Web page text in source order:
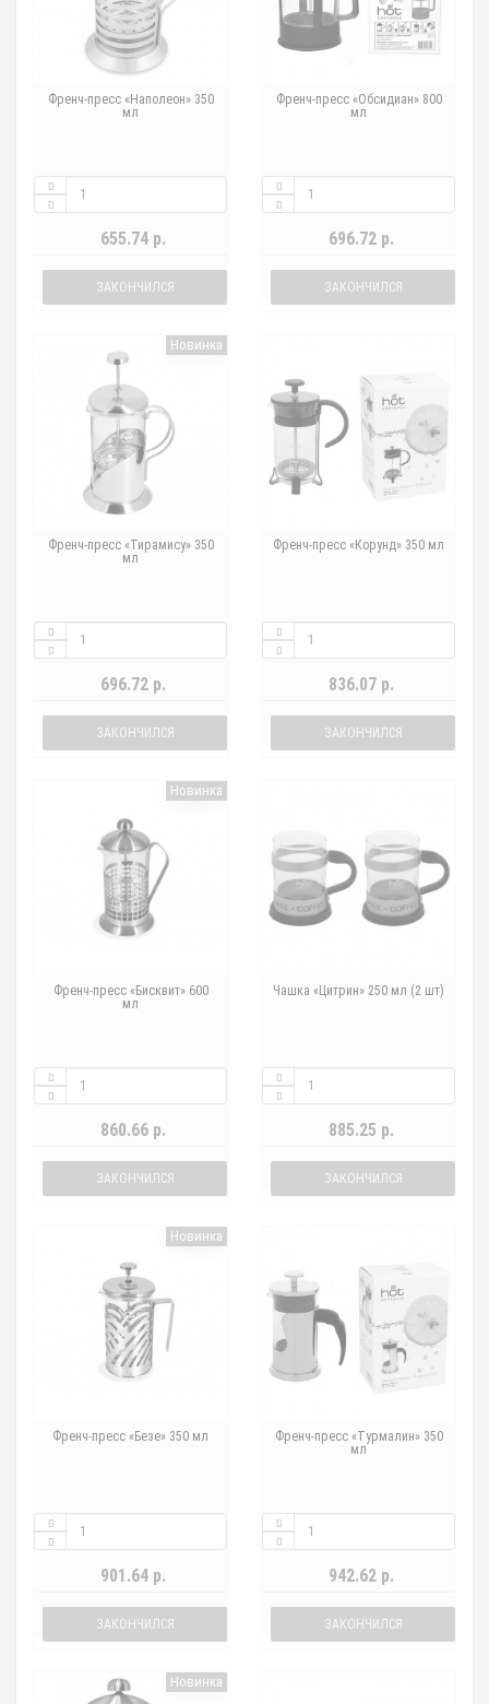
Френч-пресс «Наполеон» 350
мл
655.74 р.
ЗАКОНЧИЛСЯ
Френч-пресс «Обсидиан» 800
мл
696.72 р.
ЗАКОНЧИЛСЯ
Новинка
Френч-пресс «Тирамису» 350
мл
696.72 р.
ЗАКОНЧИЛСЯ
Френч-пресс «Корунд» 350 мл
836.07 р.
ЗАКОНЧИЛСЯ
Новинка
Френч-пресс «Бисквит» 600
мл
860.66 р.
ЗАКОНЧИЛСЯ
Чашка «Цитрин» 250 мл (2 шт)
885.25 р.
ЗАКОНЧИЛСЯ
Новинка
Френч-пресс «Безе» 350 мл
901.64 р.
ЗАКОНЧИЛСЯ
Френч-пресс «Турмалин» 350
мл
942.62 р.
ЗАКОНЧИЛСЯ
Новинка